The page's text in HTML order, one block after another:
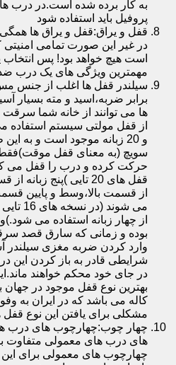
به کار برده شده است.در درب
پروفیل باید استفاده شود
قفل و یراق:قفل و یراق ها همگی
در غیر این صورت تمامی
است هیچ خواهد بود! پس
مهمترین ویژگی های یک درب
سیلندر قفل ها اغلب از جنس
برابر ضربه،اسید و مته بسیار
ها می توانند از خانه شما سرقت
و 20 زبانه موجود است و به
سویچ (به معنای قفل موقت)فقط
حرکت کرده و درب را قفل می
قفل های 20 تایی )پنج
از قسمت بالا،وسط و پایین
می
از چهار زبانه استفاده می
بوده و زمانی که سارق قصد
وارد کردن ضربه مغزی سیلندر
شرایطی قادر به باز کردن این
در جای خود محکم خواهند
بهترین نوع قفل موجود در
کاله می باشد که در ایران به
مشکلی برای یافتن این نوع قفل
چهار چوب:چهارچوب های درب
های درب های معمولی متفاوت
چهارچوب های معمولی برای این